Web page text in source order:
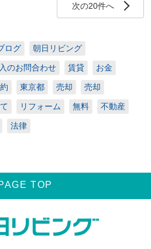
次の20件へ
ログ
朝日リビング
のお問合わせ 賃貸 お金
東京都 売却 売却
リフォーム 無料 不動産
法律
TOP